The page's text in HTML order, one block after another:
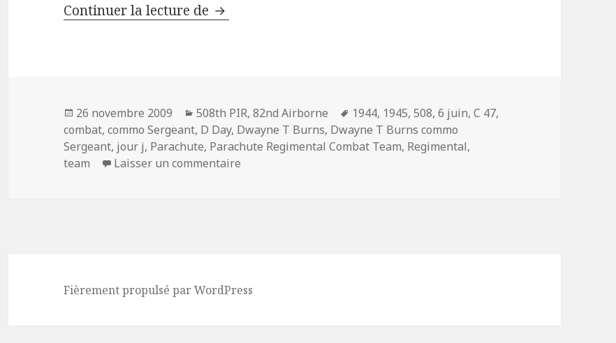
Continuer la lecture de Dwayne T Burns, commo Sergeant, F/508th PIR – 82nd
Publié
le
26 novembre 2009 Catégories
508th PIR,82nd Airborne
Mots-
clés
1944, 1945,508,6 juin,C 47,
combat,commo Sergeant, D Day, Dwayne T Burns, Dwayne T Burns commo
Sergeant, jour j, Parachute, Parachute Regimental Combat Team, Regimental,
team
Laisser un commentaire
Fièrement propulsé par WordPress